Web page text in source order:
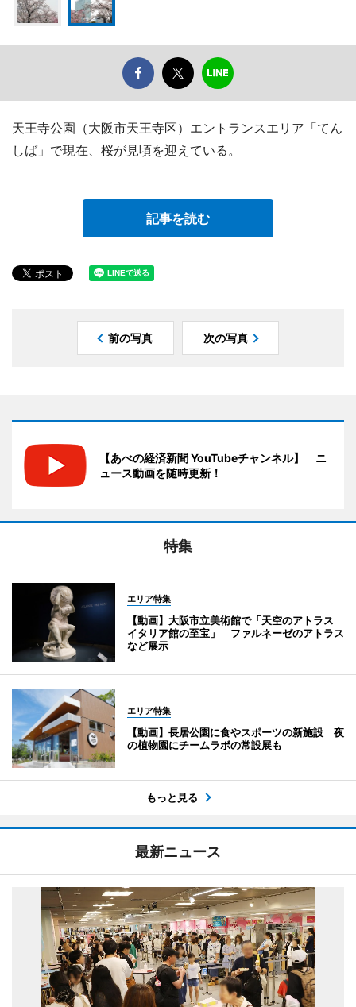
天王寺公園（大阪市天王寺区）エントランスエリア「てん
しば」で現在、桜が見頃を迎えている。
記事を読む
前の写真 次の写真
【あべの経済新聞 YouTubeチャンネル】 ニ
ュース動画を随時更新！
特集
エリア特集
【動画】大阪市立美術館で「天空のアトラス
イタリア館の至宝」 ファルネーゼのアトラス
など展示
エリア特集
【動画】長居公園に食やスポーツの新施設 夜
の植物園にチームラボの常設展も
もっと見る
最新ニュース